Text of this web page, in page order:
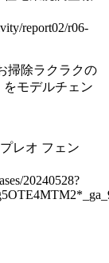
report02/r06-
掃除ラクラクの
モデルチェン
レオ フェン
20240528?